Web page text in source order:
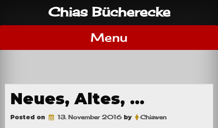
content
Chias Bücherecke
Menu
Neues, Altes, …
Posted on 13. November 2016 by Chiawen